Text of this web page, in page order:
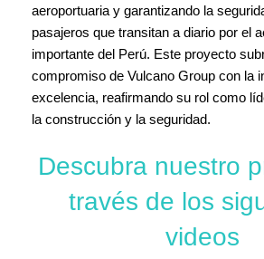
aeroportuaria y garantizando la
pasajeros que transitan a diario por el
importante del Perú. Este proyecto
compromiso de Vulcano Group con la
excelencia, reafirmando su rol como
la construcción y la seguridad.
Descubra nuestro
través de los
videos